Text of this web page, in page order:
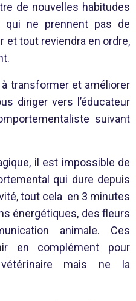
de nouvelles habitudes
ne prennent pas de
et tout reviendra en ordre,
transformer et améliorer
diriger vers l’éducateur
suivant
il est impossible de
qui dure depuis
tout cela en 3 minutes
énergétiques, des fleurs
animale. Ces
en complément pour
mais ne la